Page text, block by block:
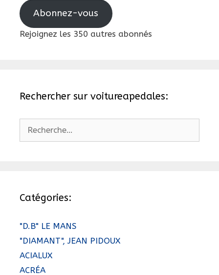
Abonnez-vous
Rejoignez les 350 autres abonnés
Rechercher sur voitureapedales:
Catégories:
"D.B" LE MANS
"DIAMANT", JEAN PIDOUX
ACIALUX
ACRÉA